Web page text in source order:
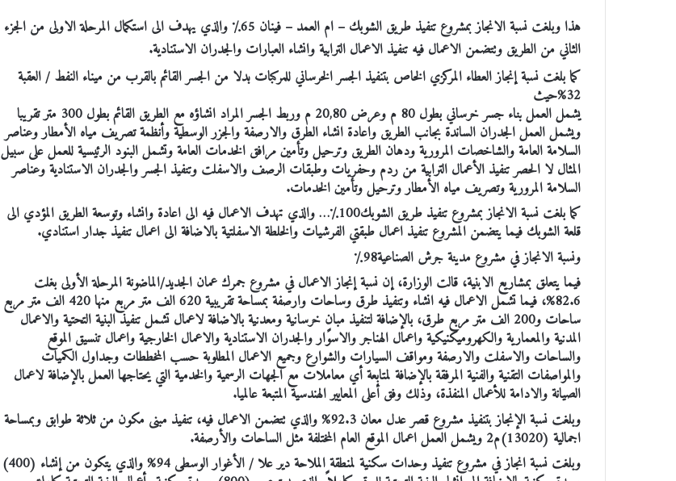
هذا وبلغت نسبة الانجاز بمشروع تنفيذ طريق الشوبك – ام العمد – فينان 65٪ والذي يهدف الى استكمال المرحلة الاولى من الجزء
الثاني من الطريق وتتضمن الاعمال فيه تنفيذ الاعمال الترابية وانشاء العبارات والجدران الاستنادية.
كما بلغت نسبة إنجاز العطاء المركزي الخاص بتنفيذ الجسر الخرساني للمركبات بدلا من الجسر القائم بالقرب من ميناء النفط / العقبة
32%حيث
يشمل العمل بناء جسر خرساني بطول 80 م وعرض 20,80 م وربط الجسر المراد انشاؤه مع الطريق القائم بطول 300 متر تقريبا
ويشمل العمل الجدران الساندة بجانب الطريق واعادة انشاء الطرق والارصفة والجزر الوسطية وأنظمة تصريف مياه الأمطار وعناصر
السلامة العامة والشاخصات المرورية ودهان الطريق وترحيل وتأمين مرافق الخدمات العامة وتشمل البنود الرئيسية للعمل على سبيل
المثال لا الحصر تنفيذ الأعمال الترابية من ردم وحفريات وطبقات الرصف والاسفلت وتنفيذ الجسر والجدران الاستنادية وعناصر
السلامة المرورية وتصريف مياه الأمطار وترحيل وتأمين الخدمات.
كما بلغت نسبة الانجاز بمشروع تنفيذ طريق الشوبك100٪… والذي تهدف الاعمال فيه الى اعادة وانشاء وتوسعة الطريق المؤدي الى
قلعة الشوبك فيما يتضمن المشروع تنفيذ اعمال طبقتي الفرشيات والخلطة الاسفلتية بالاضافة الى اعمال تنفيذ جدار استنادي.
ونسبة الانجاز في مشروع مدينة جرش الصناعية98٪
فيما يتعلق بمشاريع الابنية، قالت الوزارة، إن نسبة إنجاز الاعمال في مشروع جمرك عمان الجديد/الماضونة المرحلة الأولى بغلت
82.6%، فيما تشمل الاعمال فيه انشاء وتنفيذ طرق وساحات وارصفة بمساحة تقريبية 620 الف متر مربع منها 420 الف متر مربع
ساحات و200 الف متر مربع طرق، بالإضافة لتنفيذ مبانٍ خرسانية ومعدنية بالاضافة لاعمال تشمل تنفيذ البنية التحتية والاعمال
المدنية والمعمارية والكهروميكنيكية واعمال الهناجر والاسوار والجدران الاستنادية والاعمال الخارجية واعمال تنسيق الموقع
والساحات والاسفلت والارصفة ومواقف السيارات والشوارع وجميع الاعمال المطلوبة حسب المخططات وجداول الكميات
والمواصفات التقنية والفنية المرفقة بالإضافة لمتابعة أي معاملات مع الجهات الرسمية والخدمية التي يحتاجها العمل بالإضافة لاعمال
الصيانة والادامة للأعمال المنفذة، وذلك وفق أعلى المعايير الهندسية المتبعة عالميا.
وبلغت نسبة الإنجاز بتنفيذ مشروع قصر عدل معان 92.3% والذي تتضمن الاعمال فيه، تنفيذ مبنى مكون من ثلاثة طوابق وبمساحة
اجمالية (13020)م2 ويشمل العمل اعمال الموقع العام المختلفة مثل الساحات والأرصفة.
وبلغت نسبة انجاز في مشروع تنفيذ وحدات سكنية لمنطقة الملاحة دير علا / الأغوار الوسطى 94% والذي يتكون من إنشاء (400)